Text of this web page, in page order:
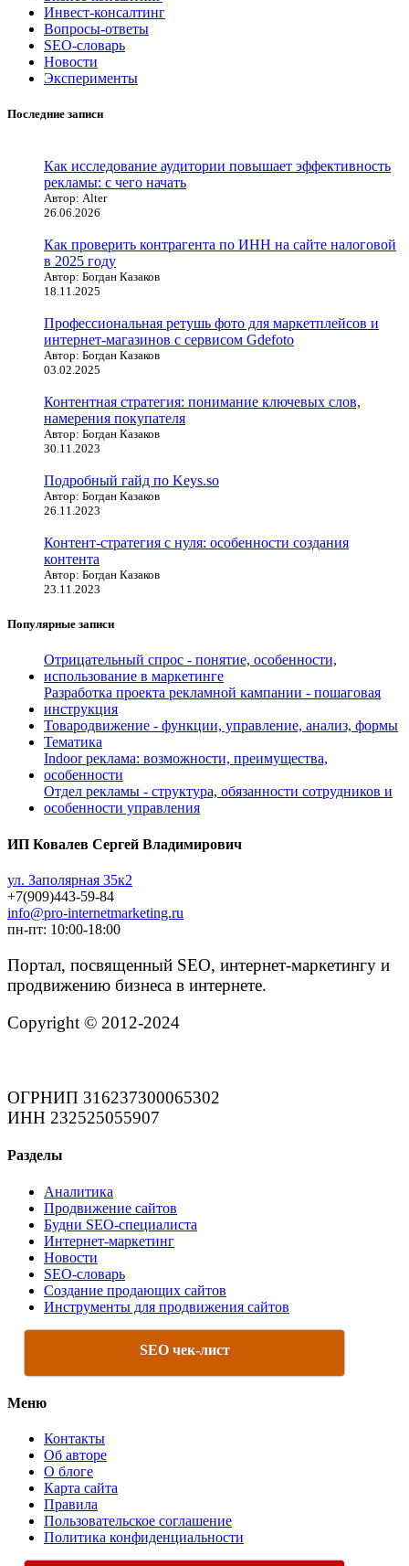
Инвест-консалтинг
Вопросы-ответы
SEO-словарь
Новости
Эксперименты
Последние записи
Как исследование аудитории повышает эффективность
рекламы: с чего начать
Автор: Alter
26.06.2026
Как проверить контрагента по ИНН на сайте налоговой
в 2025 году
Автор: Богдан Казаков
18.11.2025
Профессиональная ретушь фото для маркетплейсов и
интернет-магазинов с сервисом Gdefoto
Автор: Богдан Казаков
03.02.2025
Контентная стратегия: понимание ключевых слов,
намерения покупателя
Автор: Богдан Казаков
30.11.2023
Подробный гайд по Keys.so
Автор: Богдан Казаков
26.11.2023
Контент-стратегия с нуля: особенности создания
контента
Автор: Богдан Казаков
23.11.2023
Популярные записи
Отрицательный спрос - понятие, особенности,
использование в маркетинге
Разработка проекта рекламной кампании - пошаговая
инструкция
Товародвижение - функции, управление, анализ, формы
Тематика
Indoor реклама: возможности, преимущества,
особенности
Отдел рекламы - структура, обязанности сотрудников и
особенности управления
ИП Ковалев Сергей Владимирович
ул. Заполярная 35к2
+7(909)443-59-84
info@pro-internetmarketing.ru
пн-пт: 10:00-18:00
Портал, посвященный SEO, интернет-маркетингу и
продвижению бизнеса в интернете.
Copyright © 2012-2024
ОГРНИП 316237300065302
ИНН 232525055907
Разделы
Аналитика
Продвижение сайтов
Будни SEO-специалиста
Интернет-маркетинг
Новости
SEO-словарь
Создание продающих сайтов
Инструменты для продвижения сайтов
SEO чек-лист
Меню
Контакты
Об авторе
О блоге
Карта сайта
Правила
Пользовательское соглашение
Политика конфиденциальности